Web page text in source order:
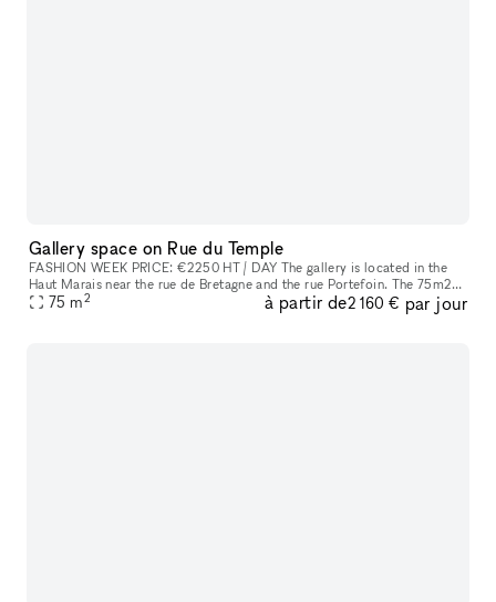
Gallery space on Rue du Temple
FASHION WEEK PRICE: €2250 HT / DAY The gallery is located in the
Haut Marais near the rue de Bretagne and the rue Portefoin. The 75m2
space is located on the first floor at the end of a small Parisa
75 m2 à partir de2 160 € par jour